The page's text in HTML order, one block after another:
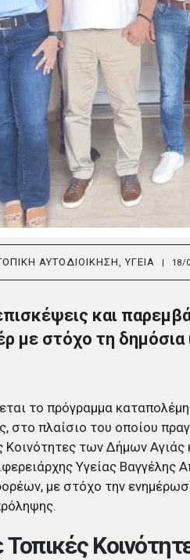
ΑΥΤΟΔΙΟΙΚΗΣΗ,ΥΓΕΙΑ | 18/
και
με στόχο τη δημόσια
το πρόγραμμα
στο πλαίσιο του οποίου
των Δήμων Αγιάς
Υγείας Βαγγέλης
με στόχο την